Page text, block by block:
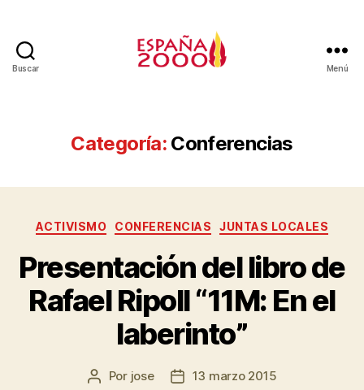
Buscar Menú
Categoría: Conferencias
ACTIVISMO CONFERENCIAS JUNTAS LOCALES
Presentación del libro de
Rafael Ripoll “11M: En el
laberinto”
Por jose 13 marzo 2015